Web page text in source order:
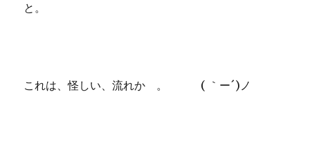
と。
これは、怪しい、流れか 。 ( ｀ー´)ノ